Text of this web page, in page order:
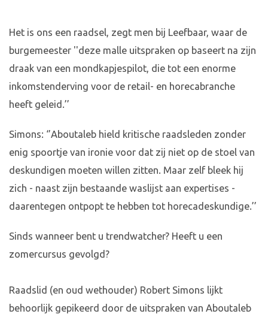
Het is ons een raadsel, zegt men bij Leefbaar, waar de
burgemeester ''deze malle uitspraken op baseert na zijn
draak van een mondkapjespilot, die tot een enorme
inkomstenderving voor de retail- en horecabranche
heeft geleid.’’
Simons: ‘’Aboutaleb hield kritische raadsleden zonder
enig spoortje van ironie voor dat zij niet op de stoel van
deskundigen moeten willen zitten. Maar zelf bleek hij
zich - naast zijn bestaande waslijst aan expertises -
daarentegen ontpopt te hebben tot horecadeskundige.’’
Sinds wanneer bent u trendwatcher? Heeft u een
zomercursus gevolgd?
Raadslid (en oud wethouder) Robert Simons lijkt
behoorlijk gepikeerd door de uitspraken van Aboutaleb